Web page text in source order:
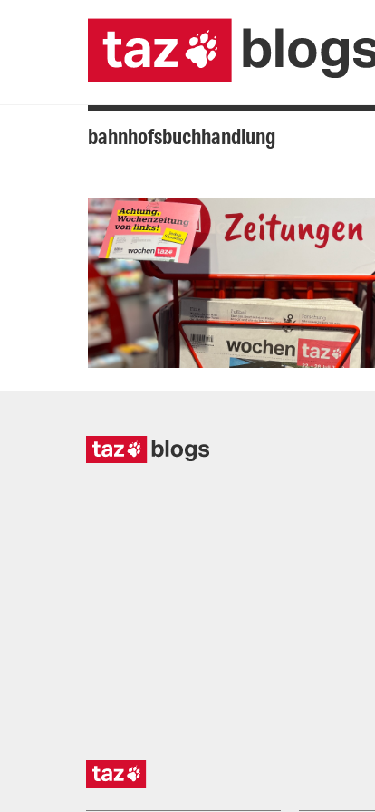
bahnhofsbuchhandlung